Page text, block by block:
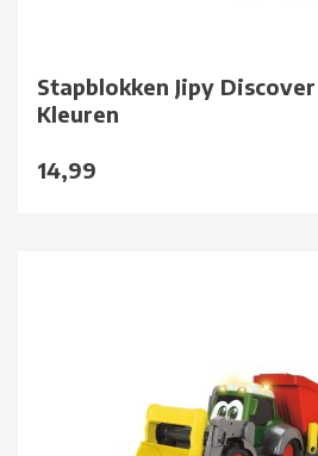
Stapblokken Jipy
Kleuren
14,99